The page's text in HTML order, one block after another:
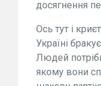
досягнення
Ось тут і
Україні
Людей
якому вони